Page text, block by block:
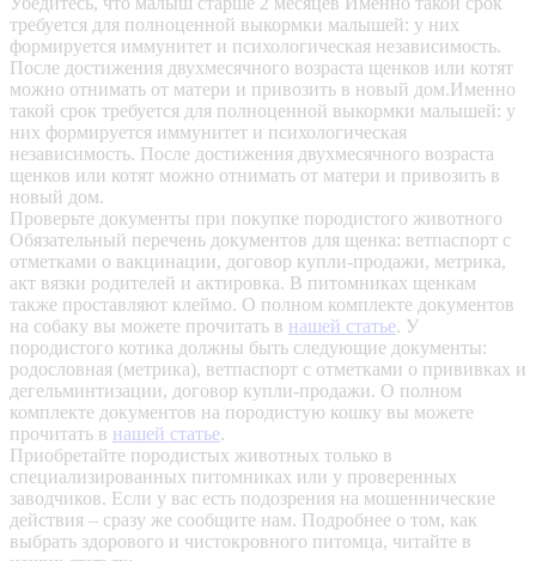
требуется для полноценной выкормки малышей: у них
формируется иммунитет и психологическая независимость.
После достижения двухмесячного возраста щенков или котят
можно отнимать от матери и привозить в новый дом.Именно
такой срок требуется для полноценной выкормки малышей: у
них формируется иммунитет и психологическая
независимость. После достижения двухмесячного возраста
щенков или котят можно отнимать от матери и привозить в
новый дом.
Проверьте документы при покупке породистого животного
Обязательный перечень документов для щенка: ветпаспорт с
отметками о вакцинации, договор купли-продажи, метрика,
акт вязки родителей и актировка. В питомниках щенкам
также проставляют клеймо. О полном комплекте документов
на собаку вы можете прочитать в нашей статье. У
породистого котика должны быть следующие документы:
родословная (метрика), ветпаспорт с отметками о прививках и
дегельминтизации, договор купли-продажи. О полном
комплекте документов на породистую кошку вы можете
прочитать в нашей статье.
Приобретайте породистых животных только в
специализированных питомниках или у проверенных
заводчиков. Если у вас есть подозрения на мошеннические
действия – сразу же сообщите нам. Подробнее о том, как
выбрать здорового и чистокровного питомца, читайте в